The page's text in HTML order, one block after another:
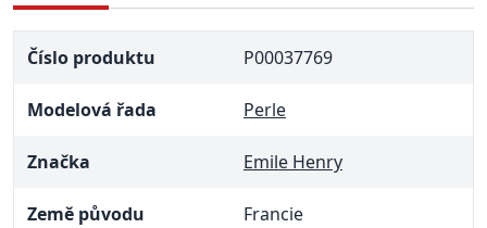
Číslo produktu P00037769
Modelová řada Perle
Značka Emile Henry
Země původu Francie